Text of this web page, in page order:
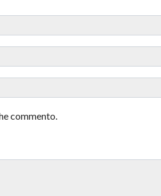
commento.